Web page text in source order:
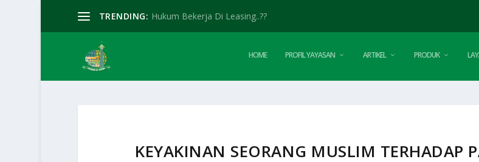
TRENDING: Hukum Bekerja Di Leasing..??
HOME PROFIL YAYASAN ARTIKEL PRODUK
KEYAKINAN SEORANG MUSLIM TERHADAP